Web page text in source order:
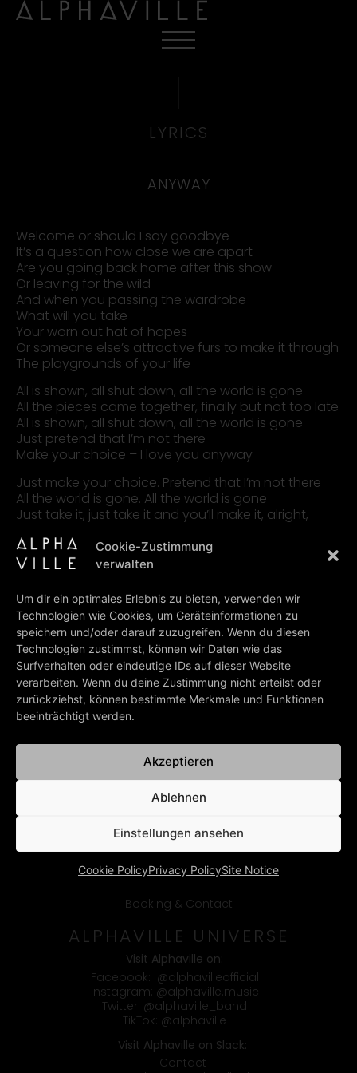
Cookie-Zustimmung
verwalten
Um dir ein optimales Erlebnis zu bieten, verwenden wir
Technologien wie Cookies, um Geräteinformationen zu
speichern und/oder darauf zuzugreifen. Wenn du diesen
Technologien zustimmst, können wir Daten wie das
Surfverhalten oder eindeutige IDs auf dieser Website
verarbeiten. Wenn du deine Zustimmung nicht erteilst oder
zurückziehst, können bestimmte Merkmale und Funktionen
beeinträchtigt werden.
Akzeptieren
Ablehnen
Einstellungen ansehen
Cookie PolicyPrivacy PolicySite Notice
LYRICS
ANYWAY
Welcome or should I say goodbye
It’s a question how close we are apart
Are you going back home after this show
Or leaving for the wild
And when you passing the wardrobe
What will you take
Your worn out hat of hopes
Or someone else’s attractive furs to make it through
The playgrounds of your life
All is shown, all shut down, all the world is gone
All the pieces came together, finally but not too late
All is shown, all shut down, all the world is gone
Just pretend that I’m not there
Make your choice – I love you anyway
Just make your choice. Pretend that I’m not there
All the world is gone. All the world is gone
Just take it, just take it and you’ll make it, alright,
Ride on, ride on.. love you anyway…
Lyrics & music: Gold-Lloyd-Echolette
PREV
And As For Love…
NEXT
BACK TO ALL LYRICS
Booking & Contact
ALPHAVILLE UNIVERSE
Visit Alphaville on:
Facebook: @alphavilleofficial
Instagram: @alphaville.music
Twitter: @alphaville_band
TikTok: @alphaville
Visit Alphaville on Slack:
Contact